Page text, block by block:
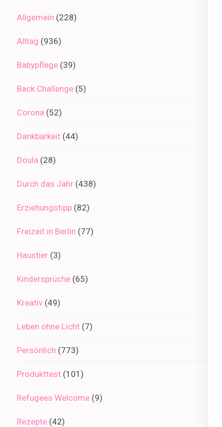
Allgemein (228)
Alltag (936)
Babypflege (39)
Back Challenge (5)
Corona (52)
Dankbarkeit (44)
Doula (28)
Durch das Jahr (438)
Erziehungstipp (82)
Freizeit in Berlin (77)
Haustier (3)
Kindersprüche (65)
Kreativ (49)
Leben ohne Licht (7)
Persönlich (773)
Produkttest (101)
Refugees Welcome (9)
Rezepte (42)